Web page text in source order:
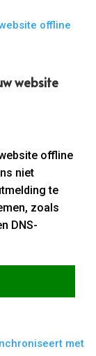
website
offline
niet
te
zoals
DNS-